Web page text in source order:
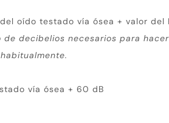
oído testado vía ósea + valor
decibelios necesarios para
vía ósea + 60 dB